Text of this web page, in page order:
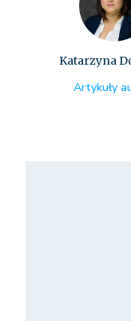
Katarzyna
Artykuły